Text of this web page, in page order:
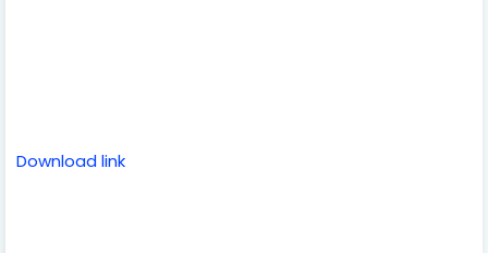
Download link